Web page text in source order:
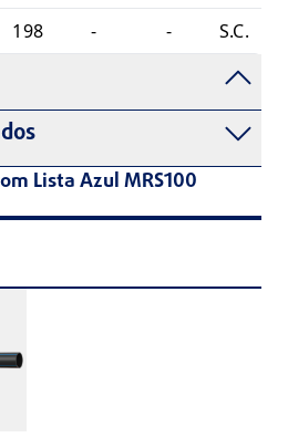
198 - - S.C.
Lista Azul MRS100